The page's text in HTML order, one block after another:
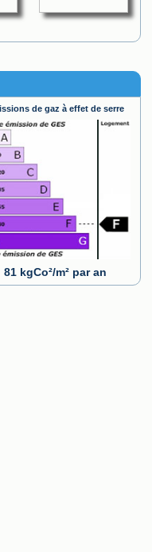
de gaz à effet de serre
81 kgCo²/m² par an